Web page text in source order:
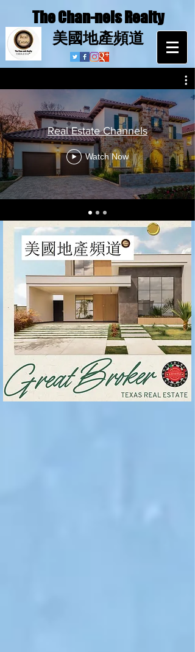
The Chan-nels Realty
​美國地產頻道
Real Estate Channels
Watch Now